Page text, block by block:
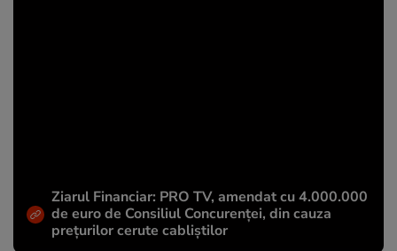
Ziarul Financiar: PRO TV, amendat cu 4.000.000
de euro de Consiliul Concurenței, din cauza
prețurilor cerute cabliștilor